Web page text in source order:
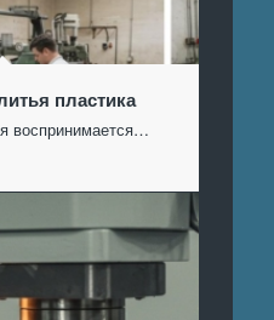
пластика
воспринимается…